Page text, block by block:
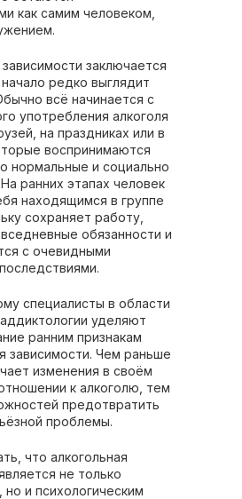
как самим человеком,
заключается
редко выглядит
всё начинается с
употребления алкоголя
на праздниках или в
воспринимаются
нормальные и социально
ранних этапах человек
находящимся в группе
сохраняет работу,
обязанности и
с очевидными
специалисты в области
уделяют
ранним признакам
зависимости. Чем раньше
изменения в своём
к алкоголю, тем
предотвратить
проблемы.
что алкогольная
не только
и психологическим